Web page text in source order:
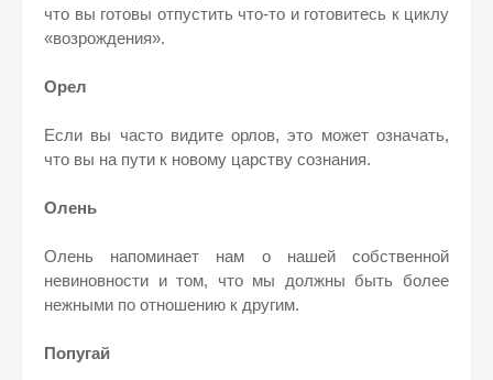
что вы готовы отпустить что-то и готовитесь к циклу
«возрождения».
Орел
Если вы часто видите орлов, это может означать,
что вы на пути к новому царству сознания.
Олень
Олень напоминает нам о нашей собственной
невиновности и том, что мы должны быть более
нежными по отношению к другим.
Попугай